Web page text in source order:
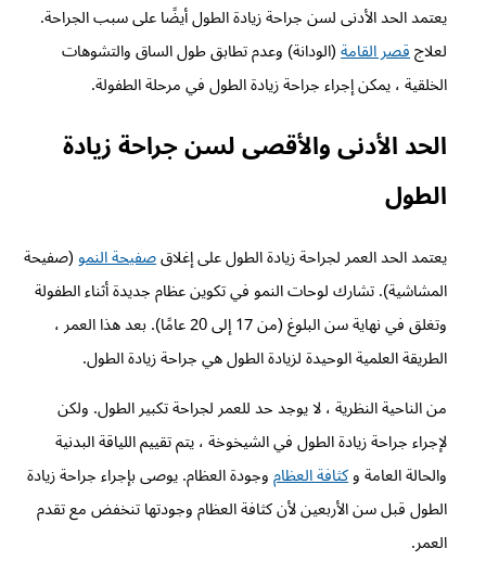
يعتمد الحد الأدنى لسن جراحة زيادة الطول أيضًا على سبب الجراحة.
لعلاجقصر القامة(الودانة) وعدم تطابق طول الساق والتشوهات
الخلقية ، يمكن إجراء جراحة زيادة الطول في مرحلة الطفولة.
الحد الأدنى والأقصى لسن جراحة زيادة
الطول
يعتمد الحد العمر لجراحة زيادة الطول على إغلاقصفيحة النمو(صفيحة
المشاشية). تشارك لوحات النمو في تكوين عظام جديدة أثناء الطفولة
وتغلق في نهاية سن البلوغ (من 17 إلى 20 عامًا). بعد هذا العمر ،
الطريقة العلمية الوحيدة لزيادة الطول هي جراحة زيادة الطول.
من الناحية النظرية ، لا يوجد حد للعمر لجراحة تكبير الطول. ولكن
لإجراء جراحة زيادة الطول في الشيخوخة ، يتم تقييم اللياقة البدنية
والحالة العامة وكثافة العظاموجودة العظام. يوصى بإجراء جراحة زيادة
الطول قبل سن الأربعين لأن كثافة العظام وجودتها تنخفض مع تقدم
العمر.